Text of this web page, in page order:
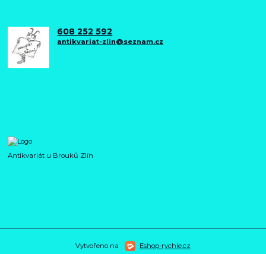
608 252 592
antikvariat-zlin@seznam.cz
Antikvariát u Brouků Zlín
Vytvořeno na Eshop-rychle.cz